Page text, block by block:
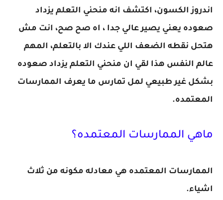
اندروز الكسون، اكتشف انه منحني التعلم يزداد
صعوده يعني يصير عالي جدا ، اه صح صح، انت مش
هتحل نقطه الضعف اللي عندك الا بالتعلم، المهم
عالم النفس هذا لقي ان منحني التعلم يزداد صعوده
بشكل غير طبيعي لمل تمارس ما يعرف الممارسات
المعتمده.
ماهي الممارسات المعتمده؟
الممارسات المعتمده هي معادله مكونه من ثلاث
اشياء.